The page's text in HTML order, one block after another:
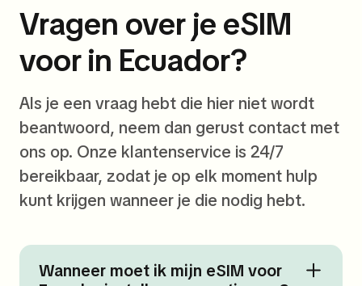
Vragen over je eSIM
voor in Ecuador?
Als je een vraag hebt die hier niet wordt
beantwoord, neem dan gerust contact met
ons op. Onze klantenservice is 24/7
bereikbaar, zodat je op elk moment hulp
kunt krijgen wanneer je die nodig hebt.
Wanneer moet ik mijn eSIM voor